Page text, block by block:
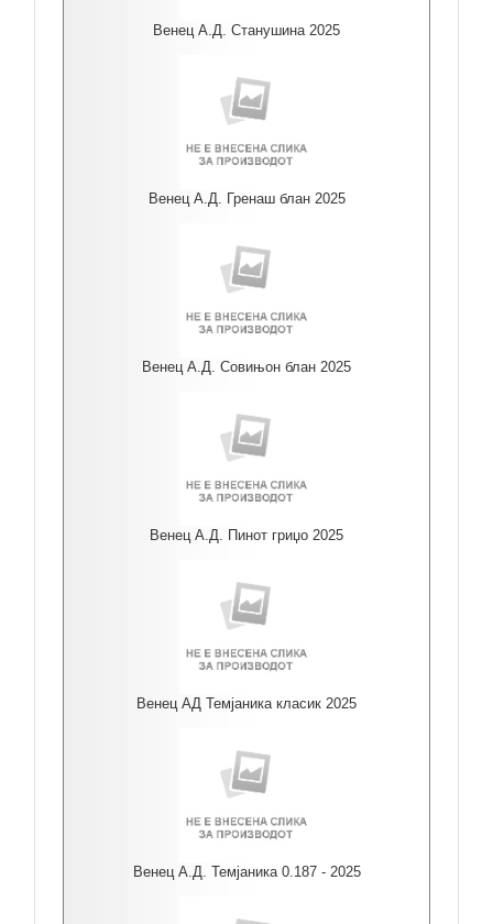
Венец А.Д. Станушина 2025
Венец А.Д. Гренаш блан 2025
Венец А.Д. Совињон блан 2025
Венец А.Д. Пинот гриџо 2025
Венец АД Темјаника класик 2025
Венец А.Д. Темјаника 0.187 - 2025